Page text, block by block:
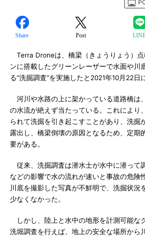
Share Post
Terra Droneは、橋梁（きょうりょう）
ンに搭載したグリーンレーザーで水面や川
る“洗掘調査”を実施したと2021年10月22日
河川や水路の上に架かっている道路橋は
の水流が絶えず当たっている。これにより
られて洗掘を引き起こすことがあり、洗掘
露出し、橋梁倒壊の原因となるため、定期
要がある。
従来、洗掘調査は潜水士が水中に潜って
などの影響で水の流れが速いと事故の危険
川底を撮影した写真が不鮮明で、洗掘状況
少なくなかった。
しかし、陸上と水中の地形を計測可能な
洗堀調査を行えば、地上の安全な場所から